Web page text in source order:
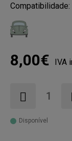
Compatibilidade:
8,00€ IVA
Disponível